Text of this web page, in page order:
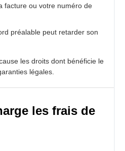
facture ou votre numéro de
préalable peut retarder son
les droits dont bénéficie le
légales.
les frais de